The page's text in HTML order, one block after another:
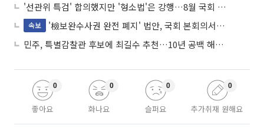
'선관위 특검' 합의했지만 '형소법'은 강행…8월 국회 '입법 2차전' 예고
속보
'檢보완수사권 완전 폐지' 법안, 국회 본회의서 민주당 주도 통과
민주, 특별감찰관 후보에 최길수 추천…10년 공백 해소 속도
좋아요
0
화나요
0
슬퍼요
0
추가취재 원해요
0